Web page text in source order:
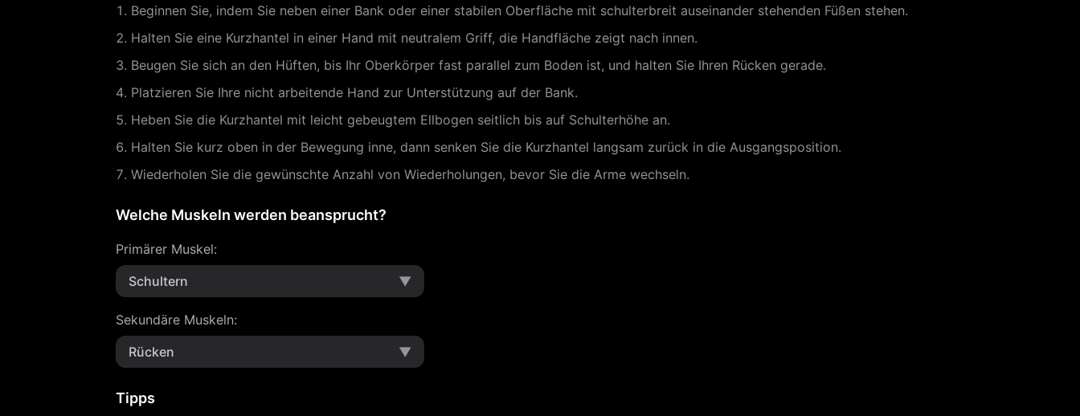
Beginnen Sie, indem Sie neben einer Bank oder einer stabilen Oberfläche mit schulterbreit auseinander stehenden Füßen stehen.
Halten Sie eine Kurzhantel in einer Hand mit neutralem Griff, die Handfläche zeigt nach innen.
Beugen Sie sich an den Hüften, bis Ihr Oberkörper fast parallel zum Boden ist, und halten Sie Ihren Rücken gerade.
Platzieren Sie Ihre nicht arbeitende Hand zur Unterstützung auf der Bank.
Heben Sie die Kurzhantel mit leicht gebeugtem Ellbogen seitlich bis auf Schulterhöhe an.
Halten Sie kurz oben in der Bewegung inne, dann senken Sie die Kurzhantel langsam zurück in die Ausgangsposition.
Wiederholen Sie die gewünschte Anzahl von Wiederholungen, bevor Sie die Arme wechseln.
Welche Muskeln werden beansprucht?
Primärer Muskel:
Schultern
▼
Sekundäre Muskeln:
Rücken
▼
Tipps